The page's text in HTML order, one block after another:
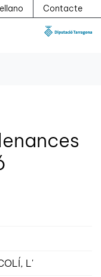
Contacte
L'